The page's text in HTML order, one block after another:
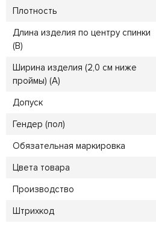
Плотность
Длина изделия по центру спинки
(B)
Ширина изделия (2,0 см ниже
проймы) (A)
Допуск
Гендер (пол)
Обязательная маркировка
Цвета товара
Производство
Штрихкод